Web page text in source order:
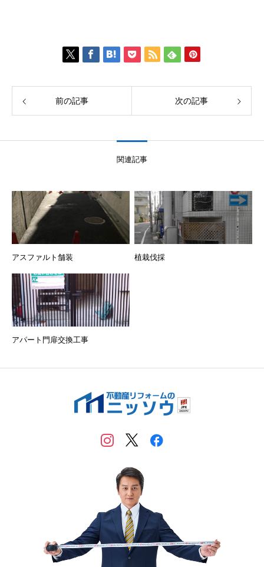
前の記事 次の記事
関連記事
アスファルト舗装 植栽伐採
アパート門扉交換工事